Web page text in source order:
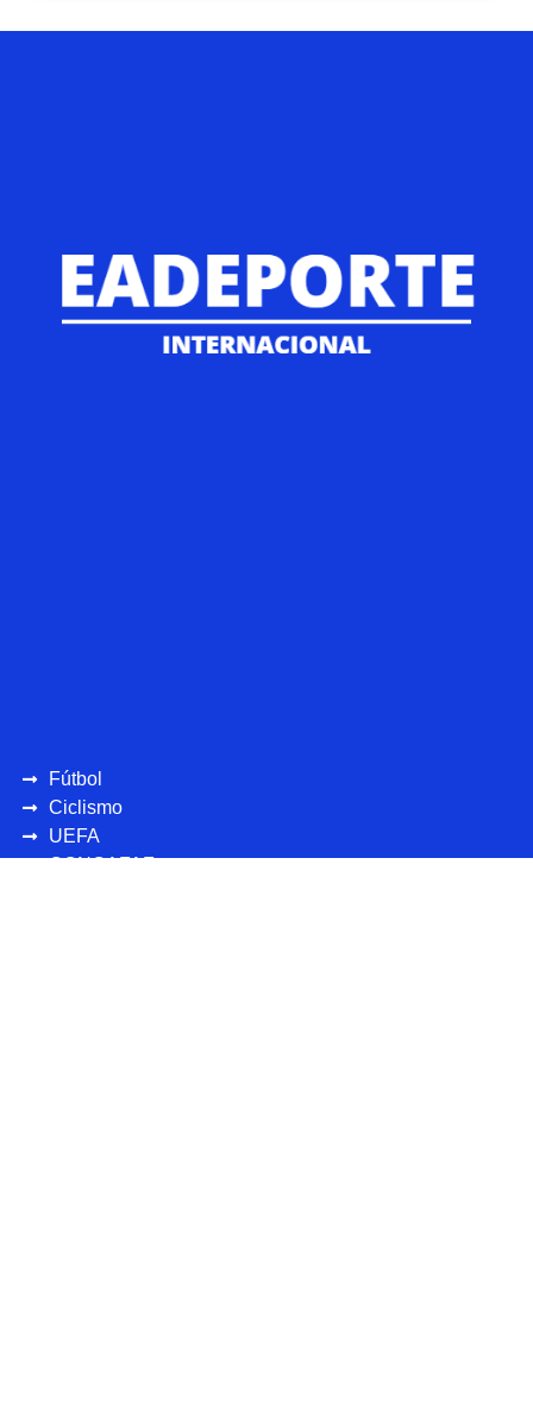
Fútbol
Ciclismo
UEFA
CONCAFAF